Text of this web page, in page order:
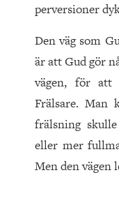
perversioner
Den väg som
är att Gud gör
vägen, för att
Frälsare. Man
frälsning
eller mer
Men den